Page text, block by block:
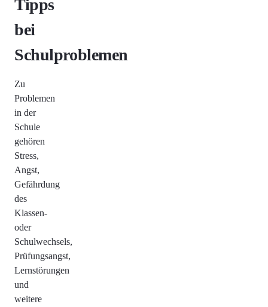
Tipps
bei
Schulproblemen
Zu
Problemen
in der
Schule
gehören
Stress,
Angst,
Gefährdung
des
Klassen-
oder
Schulwechsels,
Prüfungsangst,
Lernstörungen
und
weitere